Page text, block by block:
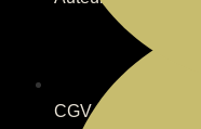
CGV